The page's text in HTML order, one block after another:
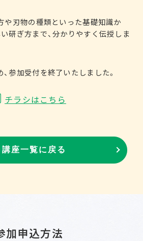
や刃物の種類といった基礎知識か
研ぎ方まで、分かりやすく伝授しま
参加受付を終了いたしました。
チラシはこちら
講座一覧に戻る
加申込方法